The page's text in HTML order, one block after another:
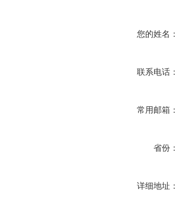
您的姓名
联系电话
常用邮箱
省份
详细地址